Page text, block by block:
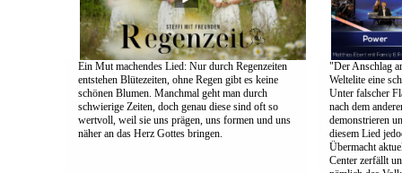
Ein Mut machendes Lied: Nur durch Regenzeiten
entstehen Blütezeiten, ohne Regen gibt es keine
schönen Blumen. Manchmal geht man durch
schwierige Zeiten, doch genau diese sind oft so
wertvoll, weil sie uns prägen, uns formen und uns
näher an das Herz Gottes bringen.
"Der Anschlag
Weltelite eine
Unter falscher
nach dem
demonstrieren
diesem Lied
Übermacht
Center zerfällt